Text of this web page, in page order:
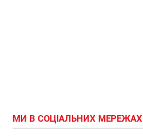
МИ В СОЦІАЛЬНИХ МЕРЕЖАХ